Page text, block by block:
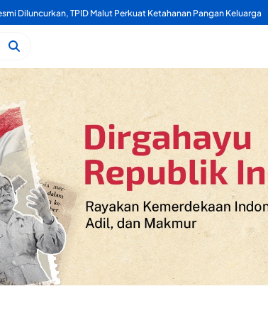
Kukuran Tongole Jadi Media Belajar Etnosains